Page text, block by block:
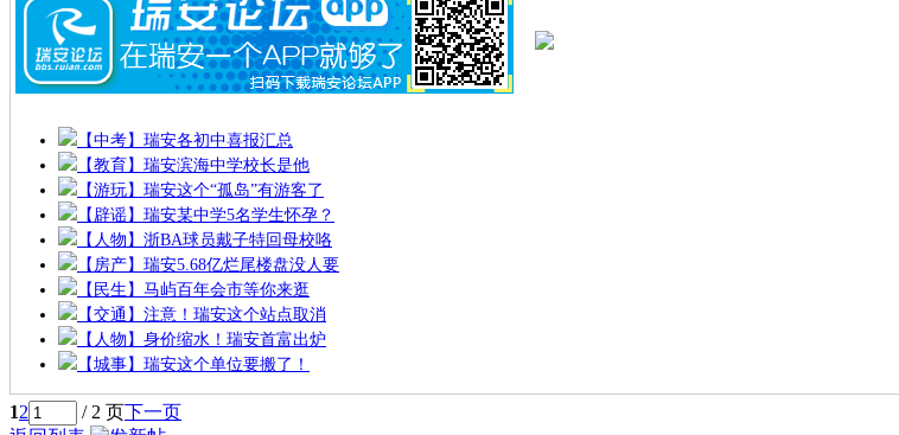
【中考】瑞安各初中喜报汇总
【教育】瑞安滨海中学校长是他
【游玩】瑞安这个“孤岛”有游客了
【辟谣】瑞安某中学5名学生怀孕？
【人物】浙BA球员戴子特回母校咯
【房产】瑞安5.68亿烂尾楼盘没人要
【民生】马屿百年会市等你来逛
【交通】注意！瑞安这个站点取消
【人物】身价缩水！瑞安首富出炉
【城事】瑞安这个单位要搬了！
12 / 2 页下一页